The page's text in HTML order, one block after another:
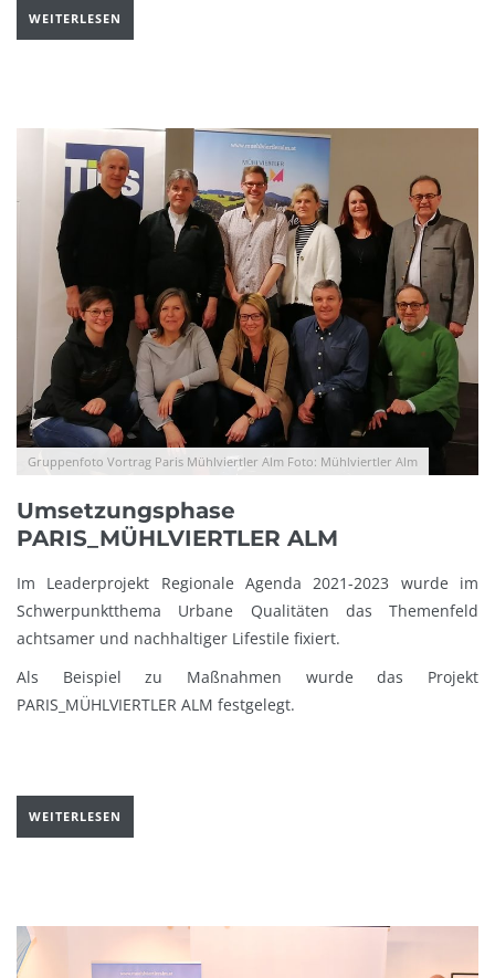
WEITERLESEN
Gruppenfoto Vortrag Paris Mühlviertler Alm Foto: Mühlviertler Alm
Umsetzungsphase
PARIS_MÜHLVIERTLER ALM
Im Leaderprojekt Regionale Agenda 2021-2023 wurde im
Schwerpunktthema Urbane Qualitäten das Themenfeld
achtsamer und nachhaltiger Lifestile fixiert.
Als Beispiel zu Maßnahmen wurde das Projekt
PARIS_MÜHLVIERTLER ALM festgelegt.
WEITERLESEN